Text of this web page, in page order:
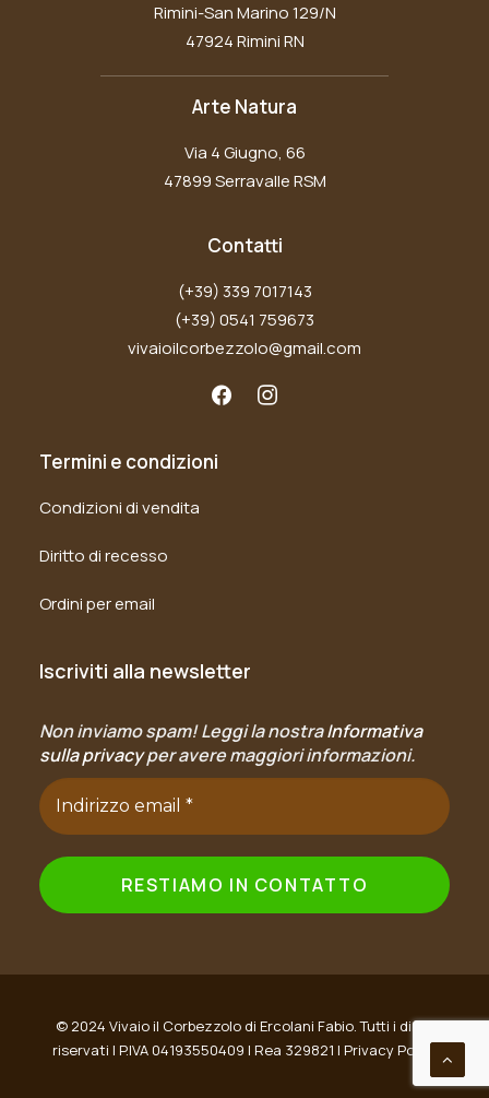
Rimini-San Marino 129/N
47924 Rimini RN
Arte Natura
Via 4 Giugno, 66
47899 Serravalle RSM
Contatti
(+39) 339 7017143
(+39) 0541 759673
vivaioilcorbezzolo@gmail.com
Termini e condizioni
Condizioni di vendita
Diritto di recesso
Ordini per email
Iscriviti alla newsletter
Non inviamo spam! Leggi la nostraInformativa
sulla privacyper avere maggiori informazioni.
© 2024 Vivaio il Corbezzolo di Ercolani Fabio. Tutti i diritti
riservati | P.IVA 04193550409 | Rea 329821 | Privacy Policy